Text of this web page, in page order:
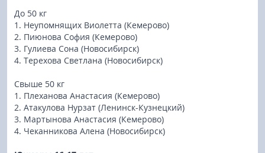
До 50 кг
1. Неупомнящих Виолетта (Кемерово)
2. Пиюнова София (Кемерово)
3. Гулиева Сона (Новосибирск)
4. Терехова Светлана (Новосибирск)
Свыше 50 кг
1. Плеханова Анастасия (Кемерово)
2. Атакулова Нурзат (Ленинск-Кузнецкий)
3. Мартынова Анастасия (Кемерово)
4. Чеканникова Алена (Новосибирск)